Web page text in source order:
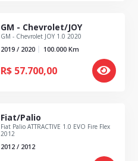
GM - Chevrolet/JOY
GM - Chevrolet JOY 1.0 2020
2019 / 2020 100.000 Km
R$ 57.700,00
Fiat/Palio
Fiat Palio ATTRACTIVE 1.0 EVO Fire Flex
2012
2012 / 2012